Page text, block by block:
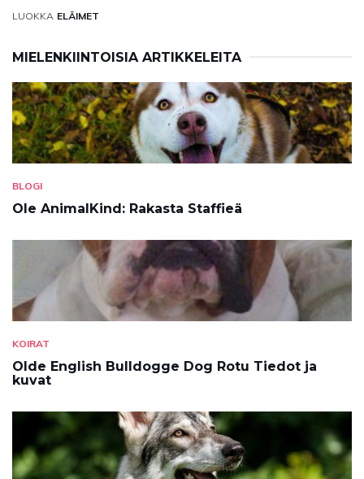
LUOKKA ELÄIMET
MIELENKIINTOISIA ARTIKKELEITA
BLOGI
Ole AnimalKind: Rakasta Staffieä
KOIRAT
Olde English Bulldogge Dog Rotu Tiedot ja
kuvat